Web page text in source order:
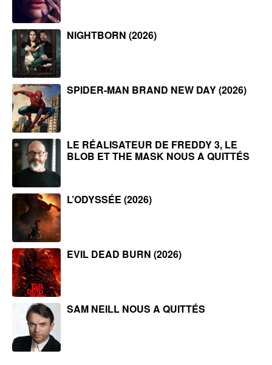
NIGHTBORN (2026)
SPIDER-MAN BRAND NEW DAY (2026)
LE RÉALISATEUR DE FREDDY 3, LE
BLOB ET THE MASK NOUS A QUITTÉS
L’ODYSSÉE (2026)
EVIL DEAD BURN (2026)
SAM NEILL NOUS A QUITTÉS